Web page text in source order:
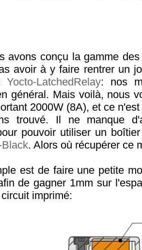
avons conçu la gamme
avoir à y faire rentrer un
Yocto-LatchedRelay: nos
général. Mais voilà, nous
2000W (8A), et ce
trouvé. Il ne manque
pouvoir utiliser un
. Alors où récupérer ce
est de faire une petite
de gagner 1mm sur
imprimé: